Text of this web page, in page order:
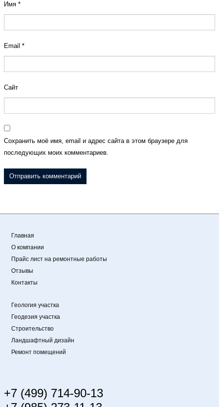
Имя *
Email *
Сайт
Сохранить моё имя, email и адрес сайта в этом браузере для
последующих моих комментариев.
Главная
О компании
Прайс лист на ремонтные работы
Отзывы
Контакты
Геология участка
Геодезия участка
Строительство
Ландшафтный дизайн
Ремонт помещений
+7 (499) 714-90-13